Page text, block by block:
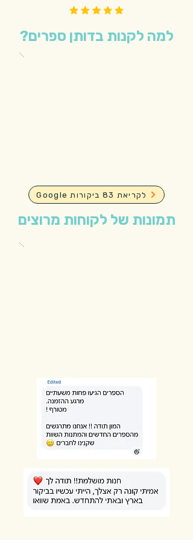
למה לקנות בדותן ספרים?
Google לקריאת 83 ביקורות
תמונות של לקוחות מרוצים